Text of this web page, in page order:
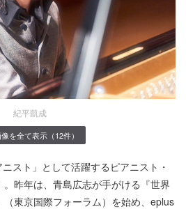
紀平凱成
を全て表示（12件）
スト」として活躍するピアニスト・
。昨年は、青島広志が手がける『世界
（東京国際フォーラム）を始め、eplus